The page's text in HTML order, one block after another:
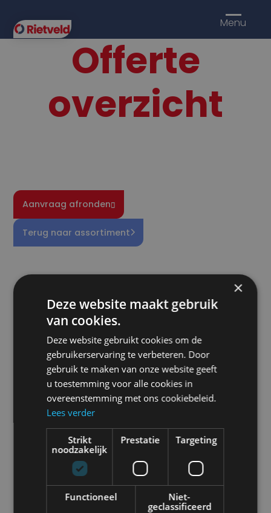
Menu
Offerte
overzicht
Aanvraag afronden
Terug naar assortiment
×
Deze website maakt gebruik
van cookies.
Deze website gebruikt cookies om de
gebruikerservaring te verbeteren. Door
gebruik te maken van onze website geeft
u toestemming voor alle cookies in
overeenstemming met ons cookiebeleid.
Lees verder
Strikt
noodzakelijk
Prestatie Targeting
Functioneel
Niet-
geclassificeerd